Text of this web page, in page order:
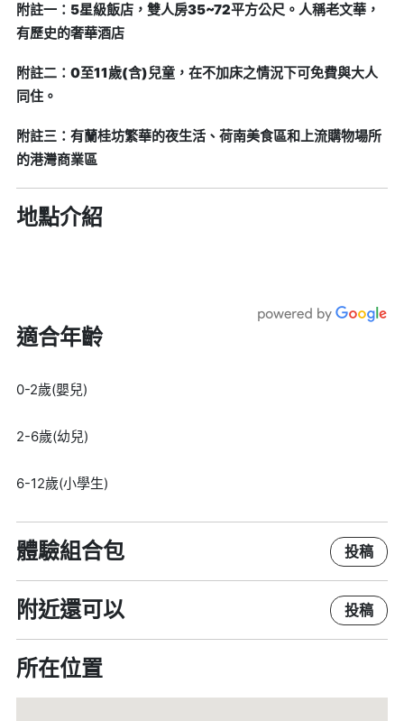
附註一：5星級飯店，雙人房35~72平方公尺。人稱老文華，
有歷史的奢華酒店
附註二：0至11歲(含)兒童，在不加床之情況下可免費與大人
同住。
附註三：有蘭桂坊繁華的夜生活、荷南美食區和上流購物場所
的港灣商業區
地點介紹
適合年齡
0-2歲(嬰兒)
2-6歲(幼兒)
6-12歲(小學生)
體驗組合包 投稿
附近還可以 投稿
所在位置